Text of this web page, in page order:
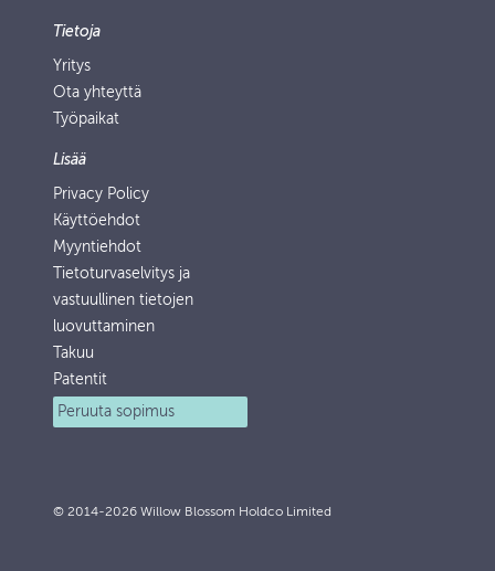
Tietoja
Yritys
Ota yhteyttä
Työpaikat
Lisää
Privacy Policy
Käyttöehdot
Myyntiehdot
Tietoturvaselvitys ja
vastuullinen tietojen
luovuttaminen
Takuu
Patentit
Peruuta sopimus
© 2014-2026 Willow Blossom Holdco Limited